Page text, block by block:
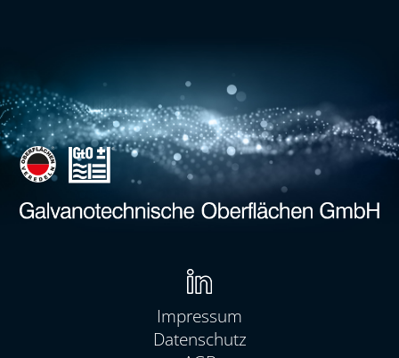
Impressum
Datenschutz